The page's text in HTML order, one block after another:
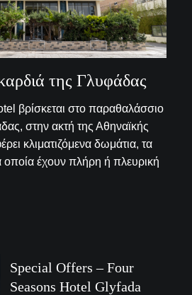
της Γλυφάδας
βρίσκεται στο παραθαλάσσιο
στην ακτή της Αθηναϊκής
κλιματιζόμενα δωμάτια, τα
έχουν πλήρη ή πλευρική
Special Offers – Four
Seasons Hotel Glyfada